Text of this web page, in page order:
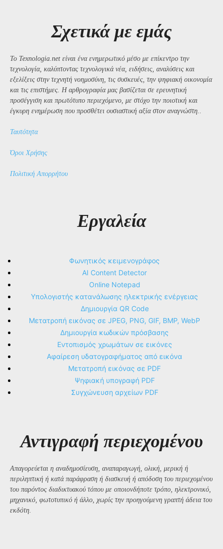
Σχετικά με εμάς
Το Texnologia.net είναι ένα ενημερωτικό μέσο με επίκεντρο την
τεχνολογία, καλύπτοντας τεχνολογικά νέα, ειδήσεις, αναλύσεις και
εξελίξεις στην τεχνητή νοημοσύνη, τις συσκευές, την ψηφιακή οικονομία
και τις επιστήμες. Η αρθρογραφία μας βασίζεται σε ερευνητική
προσέγγιση και πρωτότυπο περιεχόμενο, με στόχο την ποιοτική και
έγκυρη ενημέρωση που προσθέτει ουσιαστική αξία στον αναγνώστη..
Ταυτότητα
Όροι Χρήσης
Πολιτική Απορρήτου
Εργαλεία
Φωνητικός κειμενογράφος
AI Content Detector
Online Notepad
Υπολογιστής κατανάλωσης ηλεκτρικής ενέργειας
Δημιουργία QR Code
Μετατροπή εικόνας σε JPEG, PNG, GIF, BMP, WebP
Δημιουργία κωδικών πρόσβασης
Εντοπισμός χρωμάτων σε εικόνες
Αφαίρεση υδατογραφήματος από εικόνα
Μετατροπή εικόνας σε PDF
Ψηφιακή υπογραφή PDF
Συγχώνευση αρχείων PDF
Αντιγραφή περιεχομένου
Απαγορεύεται η αναδημοσίευση, αναπαραγωγή, ολική, μερική ή
περιληπτική ή κατά παράφραση ή διασκευή ή απόδοση του περιεχομένου
του παρόντος διαδικτυακού τόπου με οποιονδήποτε τρόπο, ηλεκτρονικό,
μηχανικό, φωτοτυπικό ή άλλο, χωρίς την προηγούμενη γραπτή άδεια του
εκδότη.